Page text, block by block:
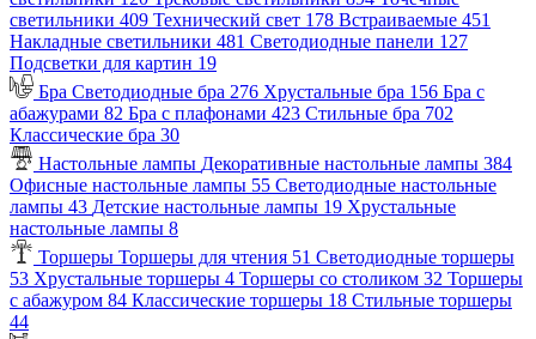
светильники 409 Технический свет 178 Встраиваемые 451
Накладные светильники 481 Светодиодные панели 127
Подсветки для картин 19
Бра Светодиодные бра 276 Хрустальные бра 156 Бра с
абажурами 82 Бра с плафонами 423 Стильные бра 702
Классические бра 30
Настольные лампы Декоративные настольные лампы 384
Офисные настольные лампы 55 Светодиодные настольные
лампы 43 Детские настольные лампы 19 Хрустальные
настольные лампы 8
Торшеры Торшеры для чтения 51 Светодиодные торшеры
53 Хрустальные торшеры 4 Торшеры со столиком 32 Торшеры
с абажуром 84 Классические торшеры 18 Стильные торшеры
44